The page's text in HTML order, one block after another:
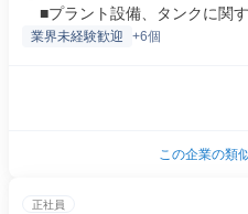
■プラント設備、タンクに関す
業界未経験歓迎 +6個
この企業の類
正社員